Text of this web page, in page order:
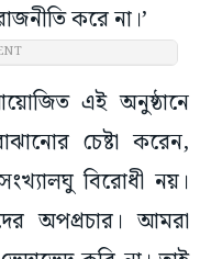
করে না।’
এই অনুষ্ঠানে
চেষ্টা করেন,
বিরোধী নয়।
অপপ্রচার। আমরা